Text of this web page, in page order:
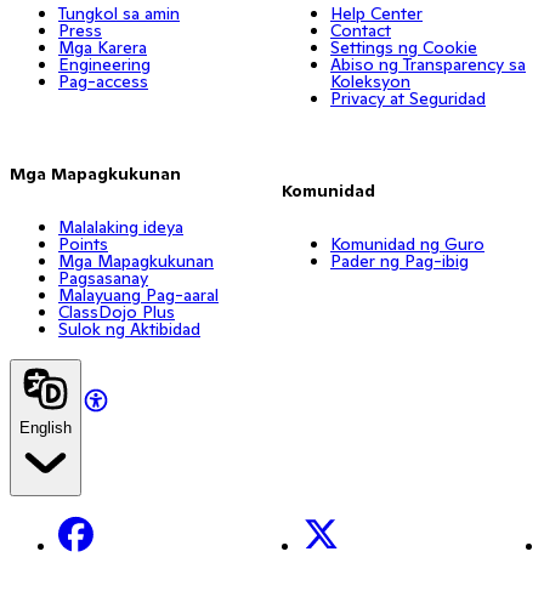
Tungkol sa amin
Press
Mga Karera
Engineering
Pag-access
Mga Mapagkukunan
Malalaking ideya
Points
Mga Mapagkukunan
Pagsasanay
Malayuang Pag-aaral
ClassDojo Plus
Sulok ng Aktibidad
Help Center
Contact
Settings ng Cookie
Abiso ng Transparency sa
Koleksyon
Privacy at Seguridad
Komunidad
Komunidad ng Guro
Pader ng Pag-ibig
English
Facebook X